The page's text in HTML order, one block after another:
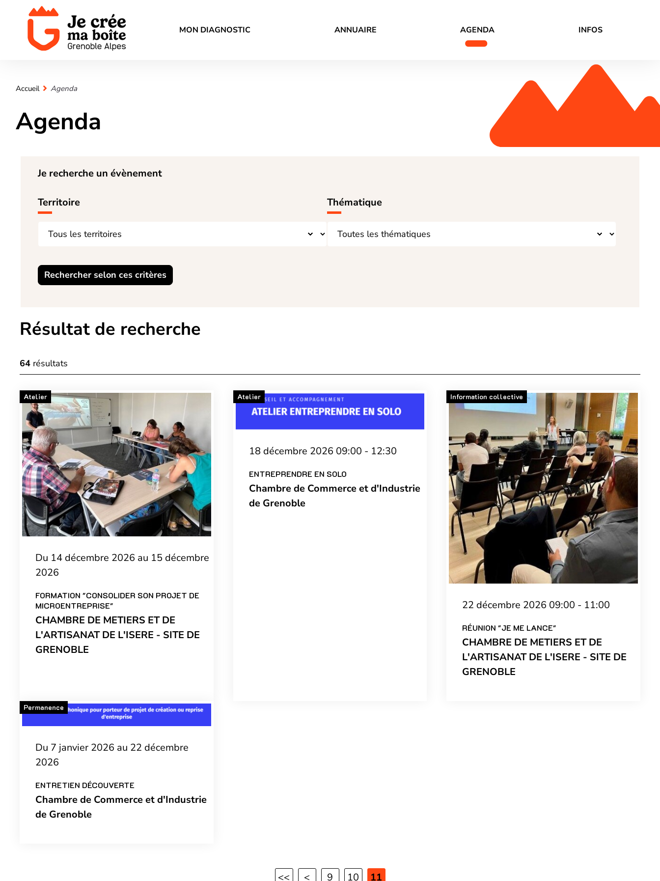
MON DIAGNOSTIC ANNUAIRE AGENDA INFOS
Accueil Agenda
Agenda
Je recherche un évènement
Territoire Thématique
Rechercher selon ces critères
Résultat de recherche
64 résultats
FORMATION "CONSOLIDER SON PROJET DE
MICROENTREPRISE"
Du 14 décembre 2026 au 15 décembre
2026
CHAMBRE DE METIERS ET DE
L'ARTISANAT DE L'ISERE - SITE DE
GRENOBLE
Atelier
ENTREPRENDRE EN SOLO
18 décembre 2026 09:00 - 12:30
Chambre de Commerce et d'Industrie
de Grenoble
Atelier
RÉUNION "JE ME LANCE"
22 décembre 2026 09:00 - 11:00
CHAMBRE DE METIERS ET DE
L'ARTISANAT DE L'ISERE - SITE DE
GRENOBLE
Information collective
ENTRETIEN DÉCOUVERTE
Du 7 janvier 2026 au 22 décembre
2026
Chambre de Commerce et d'Industrie
de Grenoble
Permanence
<< < 9 10 11